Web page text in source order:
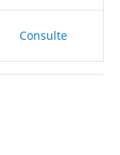
Consulte